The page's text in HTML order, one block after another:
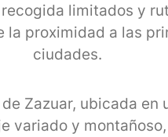
limitados y
la proximidad a las
ciudades.
Zazuar, ubicada en
variado y